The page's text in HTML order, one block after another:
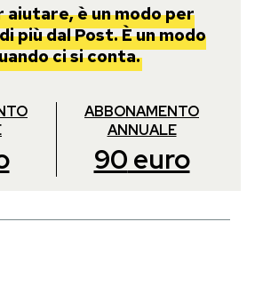
aiutare, è un modo per
più dal Post. È un modo
ci si conta.
ABBONAMENTO
ANNUALE
90 euro